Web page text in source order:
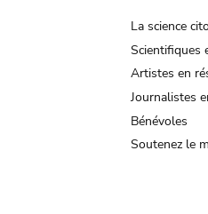
La science
Scientifiques
Artistes en
Journalistes
Bénévoles
Soutenez le